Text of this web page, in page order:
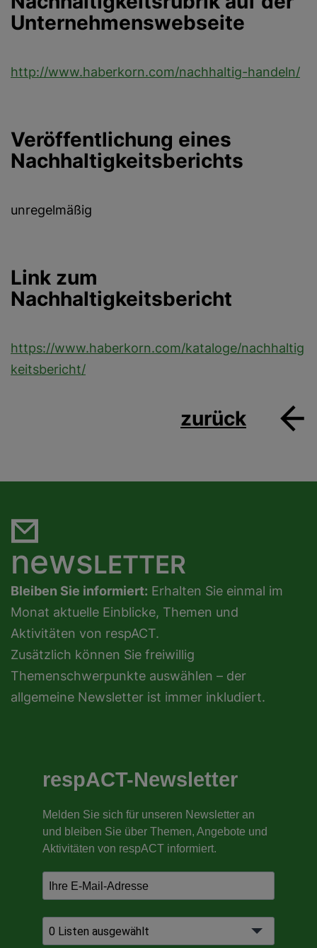
Unternehmenswebseite
http://www.haberkorn.com/nachhaltig-handeln/
Veröffentlichung eines
Nachhaltigkeitsberichts
unregelmäßig
Link zum
Nachhaltigkeitsbericht
https://www.haberkorn.com/kataloge/nachhaltig
keitsbericht/
zurück
newsLETTER
Bleiben Sie informiert: Erhalten Sie einmal im
Monat aktuelle Einblicke, Themen und
Aktivitäten von respACT.
Zusätzlich können Sie freiwillig
Themenschwerpunkte auswählen – der
allgemeine Newsletter ist immer inkludiert.